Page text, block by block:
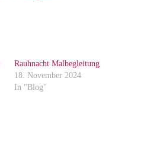
Rauhnacht Malbegleitung
18. November 2024
In "Blog"